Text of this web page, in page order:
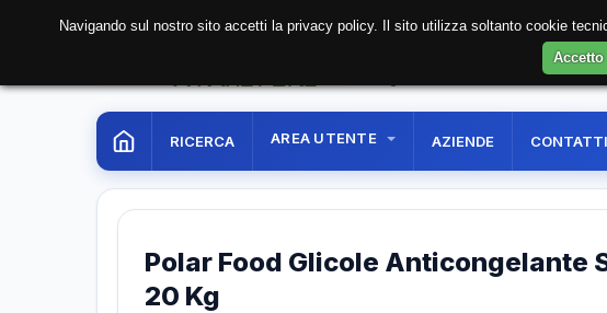
RICERCA AREA UTENTE AZIENDE CONTATTI
Polar Food Glicole Anticongelante
20 Kg
Navigando sul nostro sito accetti la privacy policy. Il sito utilizza soltanto cookie
Accetto